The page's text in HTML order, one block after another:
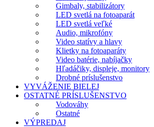
Gimbaly, stabilizátory
LED svetlá na fotoaparát
LED svetlá veľké
Audio, mikrofóny
Video statívy a hlavy
Klietky na fotoaparáty
Video batérie, nabíjačky
Hľadáčiky, displeje, monitory
Drobné príslušenstvo
VYVÁŽENIE BIELEJ
OSTATNÉ PRÍSLUŠENSTVO
Vodováhy
Ostatné
VÝPREDAJ